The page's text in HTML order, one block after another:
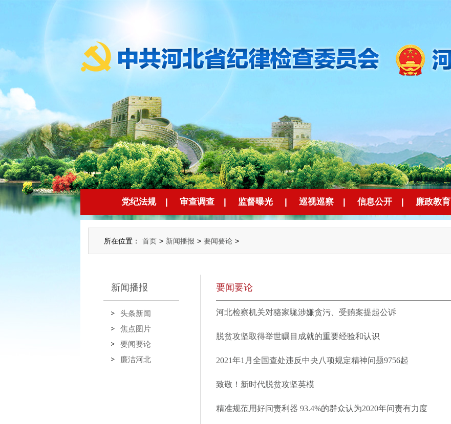
党纪法规 | 审查调查 | 监督曝光 | 巡视巡察 | 信息公开 | 廉政教育
所在位置： 首页 > 新闻播报 > 要闻要论 >
新闻播报
头条新闻
焦点图片
要闻要论
廉洁河北
要闻要论
河北检察机关对骆家駹涉嫌贪污、受贿案提起公诉
脱贫攻坚取得举世瞩目成就的重要经验和认识
2021年1月全国查处违反中央八项规定精神问题9756起
致敬！新时代脱贫攻坚英模
精准规范用好问责利器 93.4%的群众认为2020年问责有力度